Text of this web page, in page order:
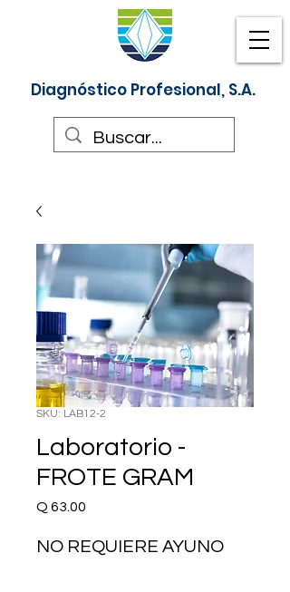
Diagnóstico Profesional, S.A.
SKU: LAB12-2
Laboratorio -
FROTE GRAM
Q 63.00
NO REQUIERE AYUNO